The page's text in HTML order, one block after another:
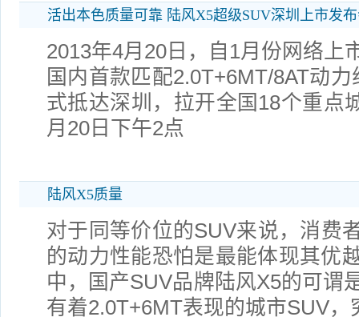
活出本色质量可靠 陆风X5超级SUV深圳上市发
2013年4月20日，自1月份网络上
国内首款匹配2.0T+6MT/8AT动
式抵达深圳，拉开全国18个重点
月20日下午2点
陆风X5质量
对于同等价位的SUV来说，消费
的动力性能恐怕是最能体现其优
中，国产SUV品牌陆风X5的可谓
有着2.0T+6MT表现的城市SUV，